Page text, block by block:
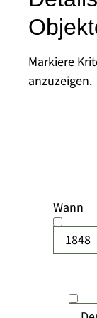
Markiere
anzuzeigen.
Wann
1848